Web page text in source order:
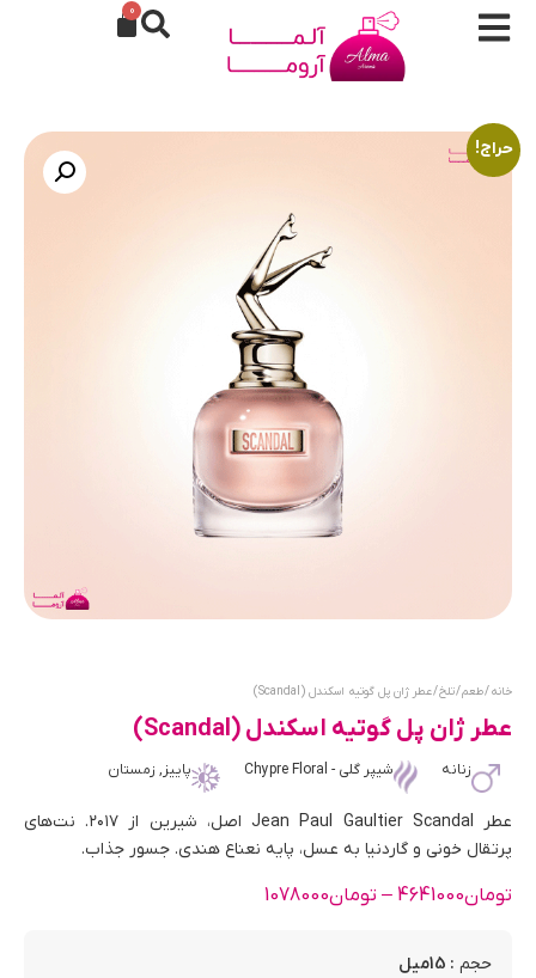
0
حراج!
خانه/طعم/تلخ/ عطر ژان پل گوتیه اسکندل (Scandal)
عطر ژان پل گوتیه اسکندل (Scandal)
زنانه شیپر گلی - Chypre Floral پاییز, زمستان
عطر Jean Paul Gaultier Scandal اصل، شیرین از ۲۰۱۷. نت‌های
پرتقال خونی و گاردنیا به عسل، پایه نعناع هندی. جسور جذاب.
تومان4641000
– تومان1078000
حجم : 15میل